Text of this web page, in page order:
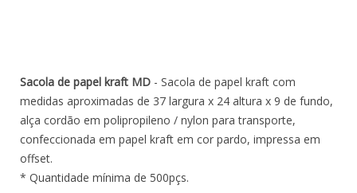
Sacola de papel kraft MD - Sacola de papel kraft com
medidas aproximadas de 37 largura x 24 altura x 9 de fundo,
alça cordão em polipropileno / nylon para transporte,
confeccionada em papel kraft em cor pardo, impressa em
offset.
* Quantidade mínima de 500pçs.